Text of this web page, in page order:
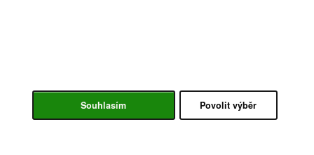
Souhlasím Povolit výběr